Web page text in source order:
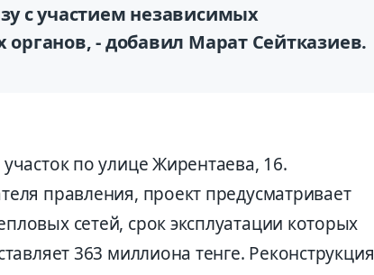
с участием независимых
- добавил Марат Сейтказиев.
по улице Жирентаева, 16.
правления, проект предусматривает
сетей, срок эксплуатации которых
363 миллиона тенге. Реконструкция